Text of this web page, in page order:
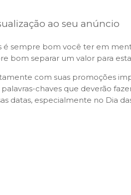
ao seu anúncio
é sempre bom você ter em
bom separar um valor para
com suas promoções
palavras-chaves que deverão
datas, especialmente no Dia